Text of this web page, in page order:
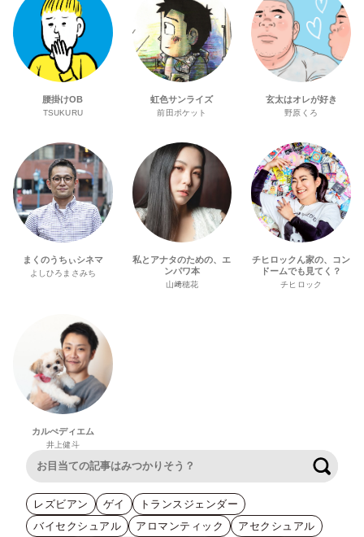
腰掛けOB
TSUKURU
虹色サンライズ
前田ポケット
玄太はオレが好き
野原くろ
まくのうちぃシネマ
よしひろまさみち
私とアナタのための、エ
ンパワ本
山﨑穂花
チヒロックん家の、コン
ドームでも見てく？
チヒロック
カルぺディエム
井上健斗
レズビアン ゲイ
トランスジェンダー
バイセクシュアル
アロマンティック
アセクシュアル